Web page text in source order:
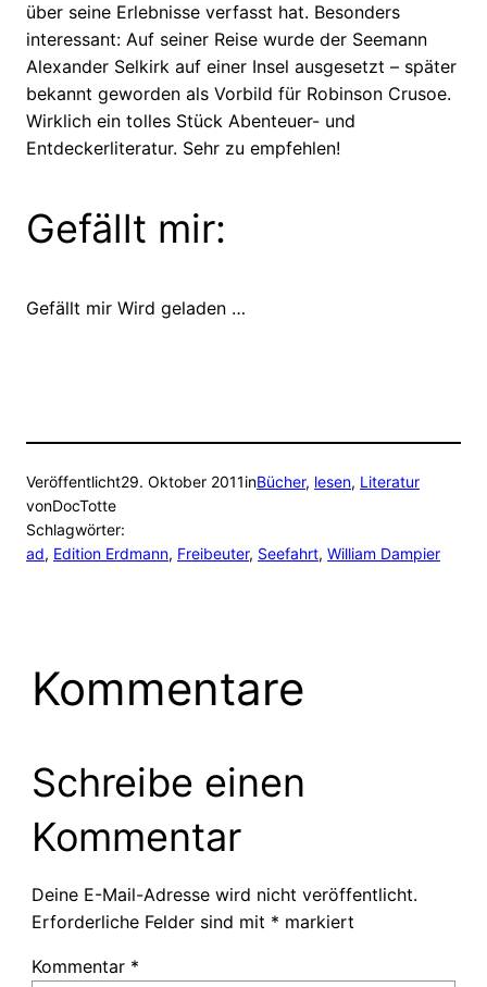
über seine Erlebnisse verfasst hat. Besonders
interessant: Auf seiner Reise wurde der Seemann
Alexander Selkirk auf einer Insel ausgesetzt – später
bekannt geworden als Vorbild für Robinson Crusoe.
Wirklich ein tolles Stück Abenteuer- und
Entdeckerliteratur. Sehr zu empfehlen!
Gefällt mir:
Gefällt mir Wird geladen …
Veröffentlicht29. Oktober 2011inBücher, lesen, Literatur
vonDocTotte
Schlagwörter:
ad, Edition Erdmann, Freibeuter, Seefahrt, William Dampier
Kommentare
Schreibe einen
Kommentar
Deine E-Mail-Adresse wird nicht veröffentlicht.
Erforderliche Felder sind mit * markiert
Kommentar *